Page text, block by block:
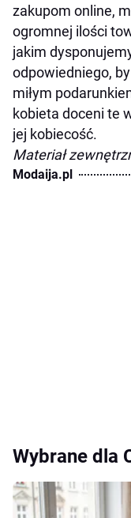
zakupom online,
ogromnej ilości
jakim
odpowiedniego,
miłym
kobieta doceni te
jej kobiecość.
Materiał
Modaija.pl
Wybrane dla